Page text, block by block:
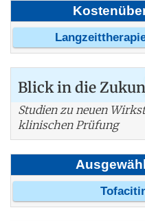
Blick in die
Studien zu neuen
klinischen Prüfung